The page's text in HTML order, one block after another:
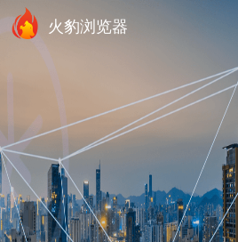
火豹浏览器